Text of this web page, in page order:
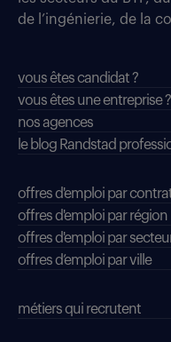
de l’ingénierie, de la
vous êtes candidat ?
vous êtes une entreprise ?
nos agences
le blog Randstad
offres d'emploi par
offres d'emploi par région
offres d'emploi par
offres d’emploi par ville
métiers qui recrutent